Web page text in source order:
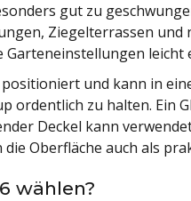
gut zu
Ziegelterrassen und
leicht
und kann in
ordentlich zu halten. Ein
Deckel kann
Oberfläche auch als
wählen?